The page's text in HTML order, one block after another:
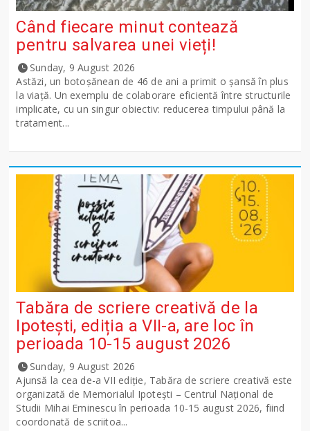
Când fiecare minut contează
pentru salvarea unei vieți!
Sunday, 9 August 2026
Astăzi, un botoșănean de 46 de ani a primit o șansă în plus
la viață. Un exemplu de colaborare eficientă între structurile
implicate, cu un singur obiectiv: reducerea timpului până la
tratament...
Tabăra de scriere creativă de la
Ipotești, ediția a VII-a, are loc în
perioada 10-15 august 2026
Sunday, 9 August 2026
Ajunsă la cea de-a VII ediție, Tabăra de scriere creativă este
organizată de Memorialul Ipotești – Centrul Național de
Studii Mihai Eminescu în perioada 10-15 august 2026, fiind
coordonată de scriitoa...